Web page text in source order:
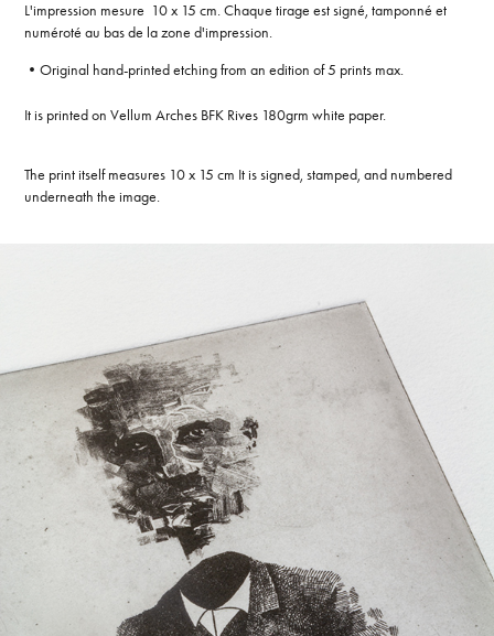
L'impression mesure 10 x 15 cm. Chaque tirage est signé, tamponné et
numéroté au bas de la zone d'impression.
•Original hand-printed etching from an edition of 5 prints max.
It is printed on Vellum Arches BFK Rives 180grm white paper.
The print itself measures 10 x 15 cm It is signed, stamped, and numbered
underneath the image.